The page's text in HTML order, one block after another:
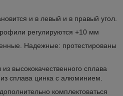
и в левый и в правый угол.
регулируются +10 мм
Надежные: протестированы
высококачественного сплава
сплава цинка с алюминием.
комплектоваться